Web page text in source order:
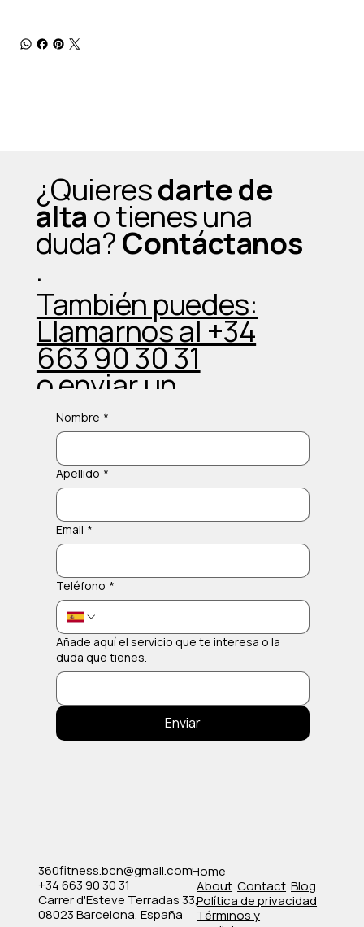
¿Quieresdarte de
alta o tienes una
duda?Contáctanos
.
También puedes:
Llamarnos al +34
663 90 30 31
o enviar un
Whatsapp
Nombre *
Apellido *
Email *
Teléfono *
Añade aquí el servicio que te interesa o la
duda que tienes.
Enviar
360fitness.bcn@gmail.com
+34 663 90 30 31
Carrer d'Esteve Terradas 33,
08023 Barcelona, España
Home
About Contact Blog
Política de privacidad
​Términos y